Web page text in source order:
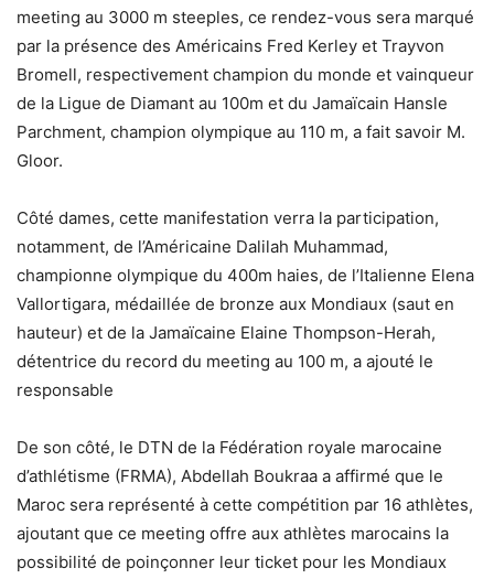
meeting au 3000 m steeples, ce rendez-vous sera marqué
par la présence des Américains Fred Kerley et Trayvon
Bromell, respectivement champion du monde et vainqueur
de la Ligue de Diamant au 100m et du Jamaïcain Hansle
Parchment, champion olympique au 110 m, a fait savoir M.
Gloor.
Côté dames, cette manifestation verra la participation,
notamment, de l’Américaine Dalilah Muhammad,
championne olympique du 400m haies, de l’Italienne Elena
Vallortigara, médaillée de bronze aux Mondiaux (saut en
hauteur) et de la Jamaïcaine Elaine Thompson-Herah,
détentrice du record du meeting au 100 m, a ajouté le
responsable
De son côté, le DTN de la Fédération royale marocaine
d’athlétisme (FRMA), Abdellah Boukraa a affirmé que le
Maroc sera représenté à cette compétition par 16 athlètes,
ajoutant que ce meeting offre aux athlètes marocains la
possibilité de poinçonner leur ticket pour les Mondiaux